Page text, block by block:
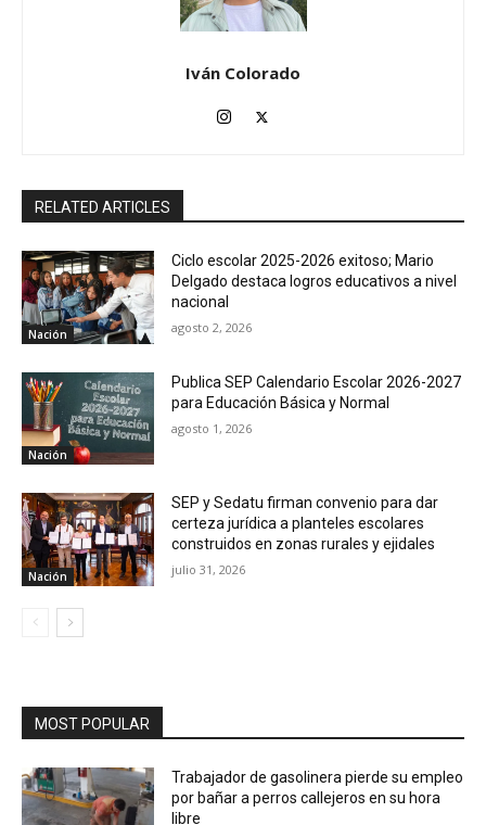
Iván Colorado
RELATED ARTICLES
Nación
Ciclo escolar 2025-2026 exitoso; Mario
Delgado destaca logros educativos a nivel
nacional
agosto 2, 2026
Nación
Publica SEP Calendario Escolar 2026-2027
para Educación Básica y Normal
agosto 1, 2026
Nación
SEP y Sedatu firman convenio para dar
certeza jurídica a planteles escolares
construidos en zonas rurales y ejidales
julio 31, 2026
MOST POPULAR
Trabajador de gasolinera pierde su empleo
por bañar a perros callejeros en su hora
libre